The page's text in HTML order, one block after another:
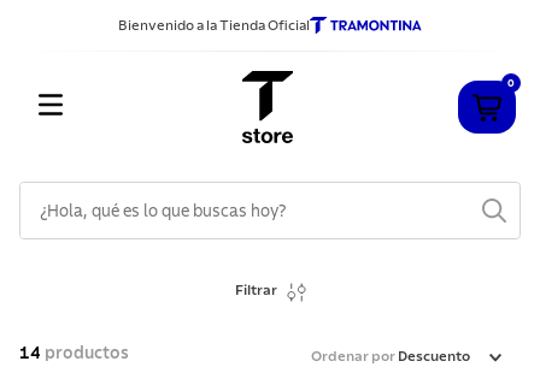
Bienvenido a la Tienda Oficial
0
Filtrar
14 productos Ordenar por Descuento
2.
sarten